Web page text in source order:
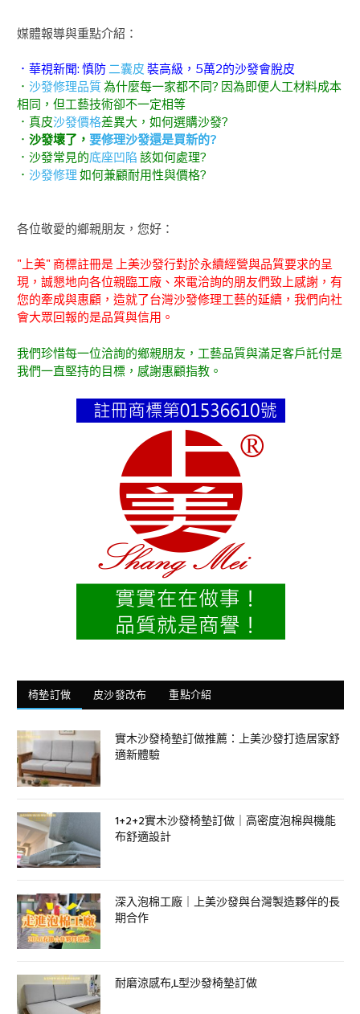
媒體報導與重點介紹：
．華視新聞: 慎防二囊皮 裝高級，5萬2的沙發會脫皮
． 沙發修理品質為什麼每一家都不同? 因為即便人工材料成本
相同，但工藝技術卻不一定相等
．真皮沙發價格差異大，如何選購沙發?
． 沙發壞了， 要修理沙發還是買新的?
．沙發常見的底座凹陷 該如何處理?
． 沙發修理 如何兼顧耐用性與價格?
各位敬愛的鄉親朋友，您好：
"上美" 商標註冊是 上美沙發行對於永續經營與品質要求的呈
現，誠懇地向各位親臨工廠、來電洽詢的朋友們致上感謝，有
您的牽成與惠顧，造就了台灣沙發修理工藝的延續，我們向社
會大眾回報的是品質與信用。
我們珍惜每一位洽詢的鄉親朋友，工藝品質與滿足客戶託付是
我們一直堅持的目標，感謝惠顧指教。
椅墊訂做 皮沙發改布 重點介紹
實木沙發椅墊訂做推薦：上美沙發打造居家舒
適新體驗
1+2+2實木沙發椅墊訂做｜高密度泡棉與機能
布舒適設計
深入泡棉工廠｜上美沙發與台灣製造夥伴的長
期合作
耐磨涼感布,L型沙發椅墊訂做